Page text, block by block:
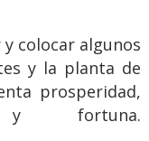
colocar algunos
y la planta de
prosperidad,
y fortuna.